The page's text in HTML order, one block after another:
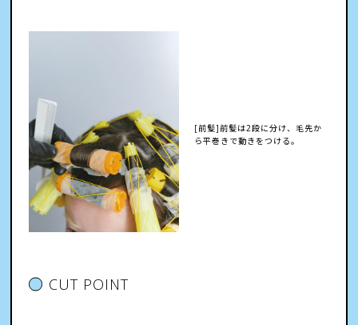
[前髪]前髪は2段に分け、毛先か
ら平巻きで動きをつける。
CUT POINT